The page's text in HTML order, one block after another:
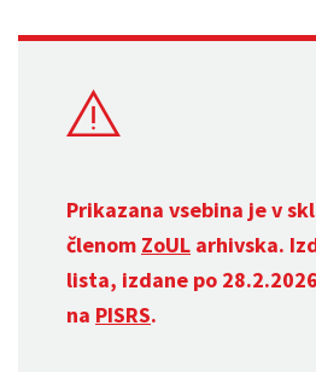
Prikazana vsebina je v
členom ZoUL arhivska.
lista, izdane po
na PISRS.